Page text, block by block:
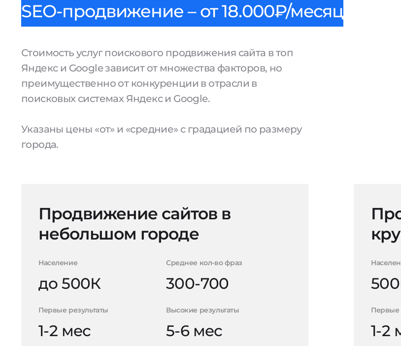
SEO-продвижение – от 18.000₽/месяц
Стоимость услуг поискового продвижения сайта в топ
Яндекс и Google зависит от множества факторов, но
преимущественно от конкуренции в отрасли в
поисковых системах Яндекс и Google.
Указаны цены «от» и «средние» с градацией по размеру
города.
Продвижение сайтов в
небольшом городе
Население
до 500К
Среднее кол-во фраз
300-700
Первые результаты
1-2 мес
Высокие результаты
5-6 мес
Первые
1-2